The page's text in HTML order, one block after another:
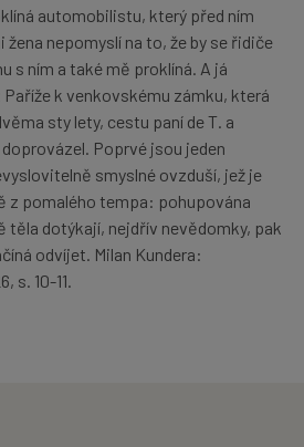
automobilistu, který před ním
žena nepomyslí na to, že by se řidiče
s ním a také mě proklíná. A já
k venkovskému zámku, která
sty lety, cestu paní de T. a
Poprvé jsou jeden
smyslné ovzduší, jež je
z pomalého tempa: pohupována
těla dotýkají, nejdřív nevědomky, pak
odvíjet. Milan Kundera:
s. 10-11.